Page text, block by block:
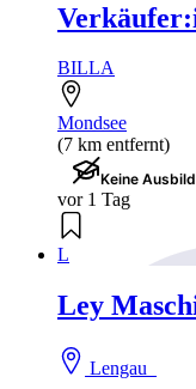
BILLA
Mondsee
(7 km entfernt)
Keine
vor 1 Tag
L
Ley
Lengau